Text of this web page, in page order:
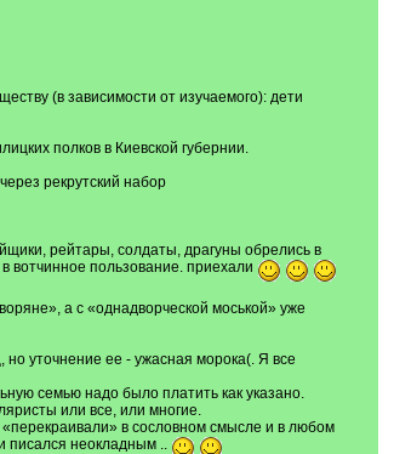
(в зависимости от изучаемого): дети
полков в Киевской губернии.
рекрутский набор
рейтары, солдаты, драгуны обрелись в
вотчинное пользование. приехали
а с «однадворческой моськой» уже
уточнение ее - ужасная морока(. Я все
семью надо было платить как указано.
или все, или многие.
в сословном смысле и в любом
писался неокладным ..